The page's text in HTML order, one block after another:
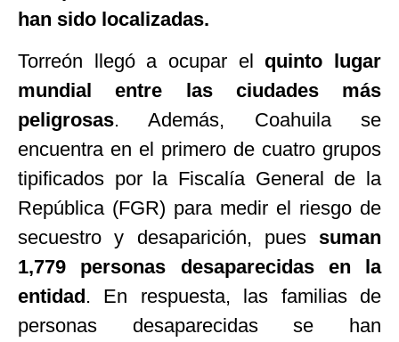
han sido localizadas.
Torreón llegó a ocupar el quinto lugar
mundial entre las ciudades más
peligrosas. Además, Coahuila se
encuentra en el primero de cuatro grupos
tipificados por la Fiscalía General de la
República (FGR) para medir el riesgo de
secuestro y desaparición, pues suman
1,779 personas desaparecidas en la
entidad. En respuesta, las familias de
personas desaparecidas se han